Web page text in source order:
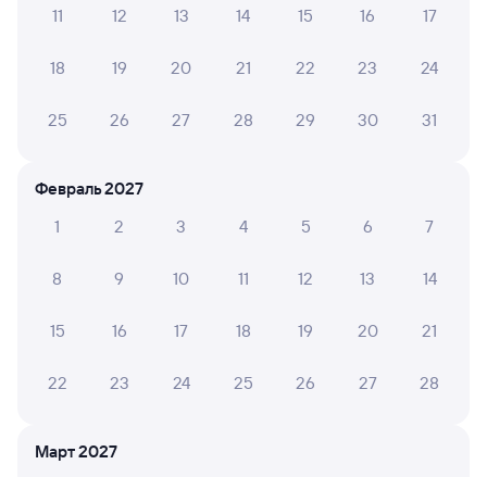
А ещё здесь можно найти
Обратные билеты из Залари в Ремонтную
Отели
11 12 13 14 15 16 17
18 19 20 21 22 23 24
25 26 27 28 29 30 31
Февраль 2027
1
2 3 4 5 6 7
8 9 10 11 12 13 14
15 16 17 18 19 20 21
22 23 24 25 26 27 28
Март 2027